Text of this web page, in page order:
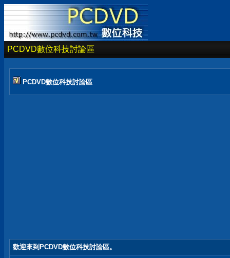
PCDVD數位科技討論區
PCDVD數位科技討論區
歡迎來到PCDVD數位科技討論區。